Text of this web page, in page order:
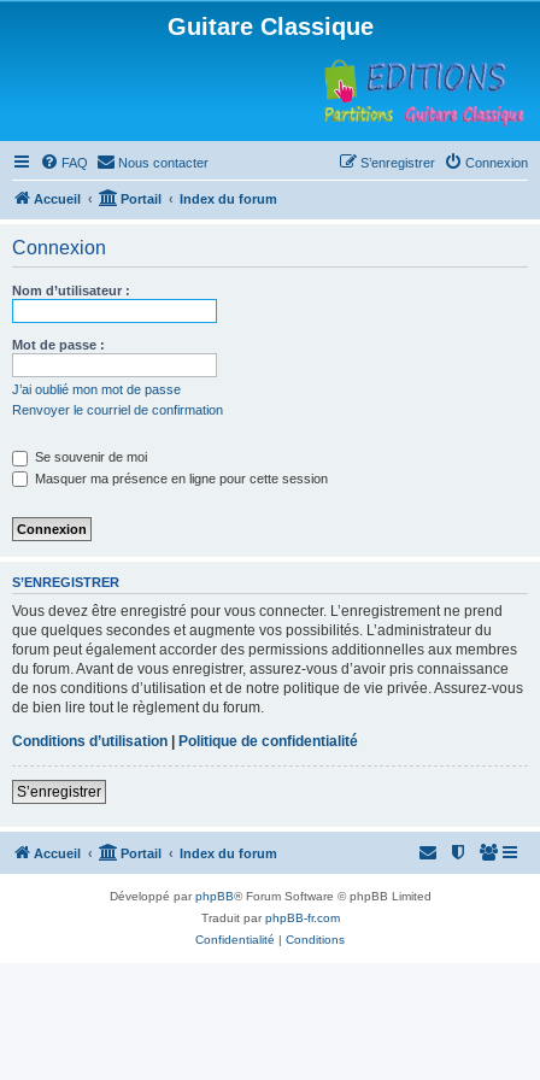
Guitare Classique
FAQ Nous contacter Connexion
S’enregistrer
Accueil Portail Index du forum
Connexion
Nom d’utilisateur :
Mot de passe :
J’ai oublié mon mot de passe
Renvoyer le courriel de confirmation
Se souvenir de moi
Masquer ma présence en ligne pour cette session
S’ENREGISTRER
Vous devez être enregistré pour vous connecter. L’enregistrement ne prend
que quelques secondes et augmente vos possibilités. L’administrateur du
forum peut également accorder des permissions additionnelles aux membres
du forum. Avant de vous enregistrer, assurez-vous d’avoir pris connaissance
de nos conditions d’utilisation et de notre politique de vie privée. Assurez-vous
de bien lire tout le règlement du forum.
Conditions d’utilisation | Politique de confidentialité
S’enregistrer
Accueil Portail Index du forum
Développé parphpBB® Forum Software © phpBB Limited
Traduit parphpBB-fr.com
Confidentialité | Conditions